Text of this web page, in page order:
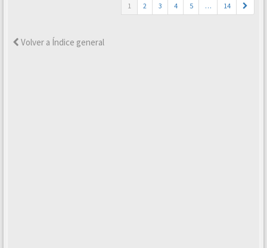
1 2 3 4 5 … 14
Volver a Índice general